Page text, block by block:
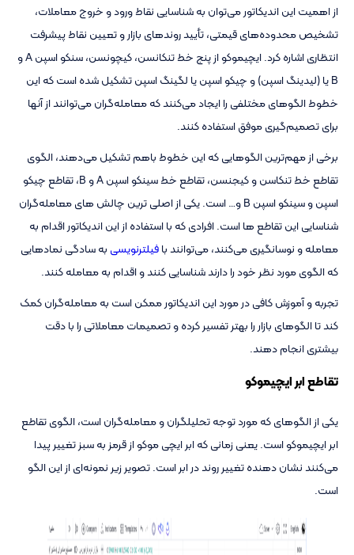
از اهمیت این اندیکاتور می‌توان به شناسایی نقاط ورود و خروج معاملات،
تشخیص محدوده‌های قیمتی، تأیید روندهای بازار و تعیین نقاط پیشرفت
انتظاری اشاره کرد. ایچیموکو از پنج خط تنکانسن، کیچونسن، سنکو اسپن A و
B یا (لیدینگ اسپن) و چیکو اسپن یا لگینگ اسپن تشکیل شده است که این
خطوط الگوهای مختلفی را ایجاد می‌کنند که معامله‌گران می‌توانند از آنها
برای تصمیم‌گیری موفق استفاده کنند.
برخی از مهم‌ترین الگوهایی که این خطوط باهم تشکیل می‌دهند، الگوی
تقاطع خط تنکاسن و کیجنسن، تقاطع خط سینکو اسپن A و B، تقاطع چیکو
اسپن و سینکو اسپن B و… است. یکی از اصلی ترین چالش های معامله‌گران
شناسایی این تقاطع ها است. افرادی که با استفاده از این اندیکاتور اقدام به
معامله و نوسانگیری می‌کنند، می‌توانند بافیلترنویسی به سادگی نمادهایی
که الگوی مورد نظر خود را دارند شناسایی کنند و اقدام به معامله کنند.
تجربه و آموزش کافی در مورد این اندیکاتور ممکن است به معامله‌گران کمک
کند تا الگوهای بازار را بهتر تفسیر کرده و تصمیمات معاملاتی را با دقت
بیشتری انجام دهند.
تقاطع ابر ایچیموکو
یکی از الگوهای که مورد توجه تحلیلگران و معامله‌گران است، الگوی تقاطع
ابر ایچیموکو است. یعنی زمانی که ابر ایچی موکو از قرمز به سبز تغییر پیدا
می‌کنند نشان دهنده تغییر روند در ابر است. تصویر زیر نمونه‌ای از این الگو
است.